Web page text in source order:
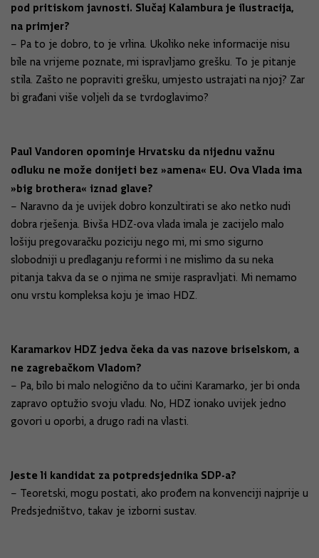
pod pritiskom javnosti. Slučaj Kalambura je ilustracija,
na primjer?
– Pa to je dobro, to je vrlina. Ukoliko neke informacije nisu
bile na vrijeme poznate, mi ispravljamo grešku. To je pitanje
stila. Zašto ne popraviti grešku, umjesto ustrajati na njoj? Zar
bi građani više voljeli da se tvrdoglavimo?
Paul Vandoren opominje Hrvatsku da nijednu važnu
odluku ne može donijeti bez »amena« EU. Ova Vlada ima
»big brothera« iznad glave?
– Naravno da je uvijek dobro konzultirati se ako netko nudi
dobra rješenja. Bivša HDZ-ova vlada imala je zacijelo malo
lošiju pregovaračku poziciju nego mi, mi smo sigurno
slobodniji u predlaganju reformi i ne mislimo da su neka
pitanja takva da se o njima ne smije raspravljati. Mi nemamo
onu vrstu kompleksa koju je imao HDZ.
Karamarkov HDZ jedva čeka da vas nazove briselskom, a
ne zagrebačkom Vladom?
– Pa, bilo bi malo nelogično da to učini Karamarko, jer bi onda
zapravo optužio svoju vladu. No, HDZ ionako uvijek jedno
govori u oporbi, a drugo radi na vlasti.
Jeste li kandidat za potpredsjednika SDP-a?
– Teoretski, mogu postati, ako prođem na konvenciji najprije u
Predsjedništvo, takav je izborni sustav.